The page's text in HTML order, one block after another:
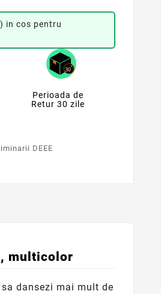
in cos pentru
Perioada de
Retur 30 zile
DEEE
multicolor
dansezi mai mult de